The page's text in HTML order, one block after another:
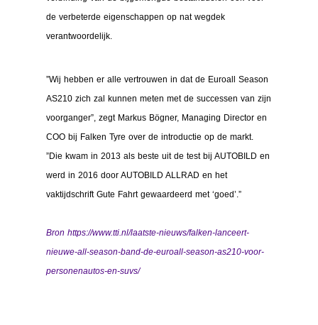
de verbeterde eigenschappen op nat wegdek
verantwoordelijk.
”Wij hebben er alle vertrouwen in dat de Euroall Season
AS210 zich zal kunnen meten met de successen van zijn
voorganger”, zegt Markus Bögner, Managing Director en
COO bij Falken Tyre over de introductie op de markt.
”Die kwam in 2013 als beste uit de test bij AUTOBILD en
werd in 2016 door AUTOBILD ALLRAD en het
vaktijdschrift Gute Fahrt gewaardeerd met ‘goed’.”
Bron https://www.tti.nl/laatste-nieuws/falken-lanceert-
nieuwe-all-season-band-de-euroall-season-as210-voor-
personenautos-en-suvs/